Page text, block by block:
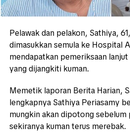
Pelawak dan pelakon, Sathiya,
dimasukkan semula ke Hospital
mendapatkan pemeriksaan
yang dijangkiti kuman.
Memetik laporan Berita Harian,
lengkapnya Sathiya Periasamy
mungkin akan dipotong sebelum
sekiranya kuman terus merebak.